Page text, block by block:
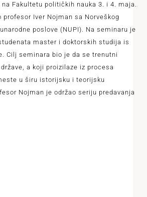
na Fakultetu političkih nauka 3. i 4. maja.
profesor Iver Nojman sa Norveškog
poslove (NUPI). Na seminaru je
master i doktorskih studija is
Cilj seminara bio je da se trenutni
a koji proizilaze iz procesa
u širu istorijsku i teorijsku
Nojman je održao seriju predavanja